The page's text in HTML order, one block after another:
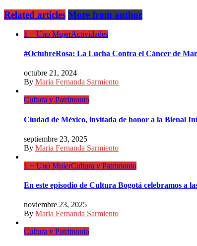
Related articles More from author
1 + Uno MujerActividades
#OctubreRosa: La Lucha Contra el Cáncer de
octubre 21, 2024
By Maria Fernanda Sarmiento
Cultura y Patrimonio
Ciudad de México, invitada de honor a la Bienal
septiembre 23, 2025
By Maria Fernanda Sarmiento
1 + Uno MujerCultura y Patrimonio
En este episodio de Cultura Bogotá celebramos a
noviembre 23, 2025
By Maria Fernanda Sarmiento
Cultura y Patrimonio